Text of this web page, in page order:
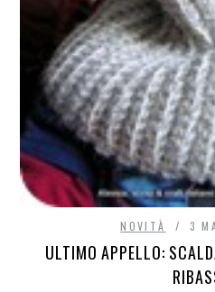
NOVITÀ 3
ULTIMO APPELLO: